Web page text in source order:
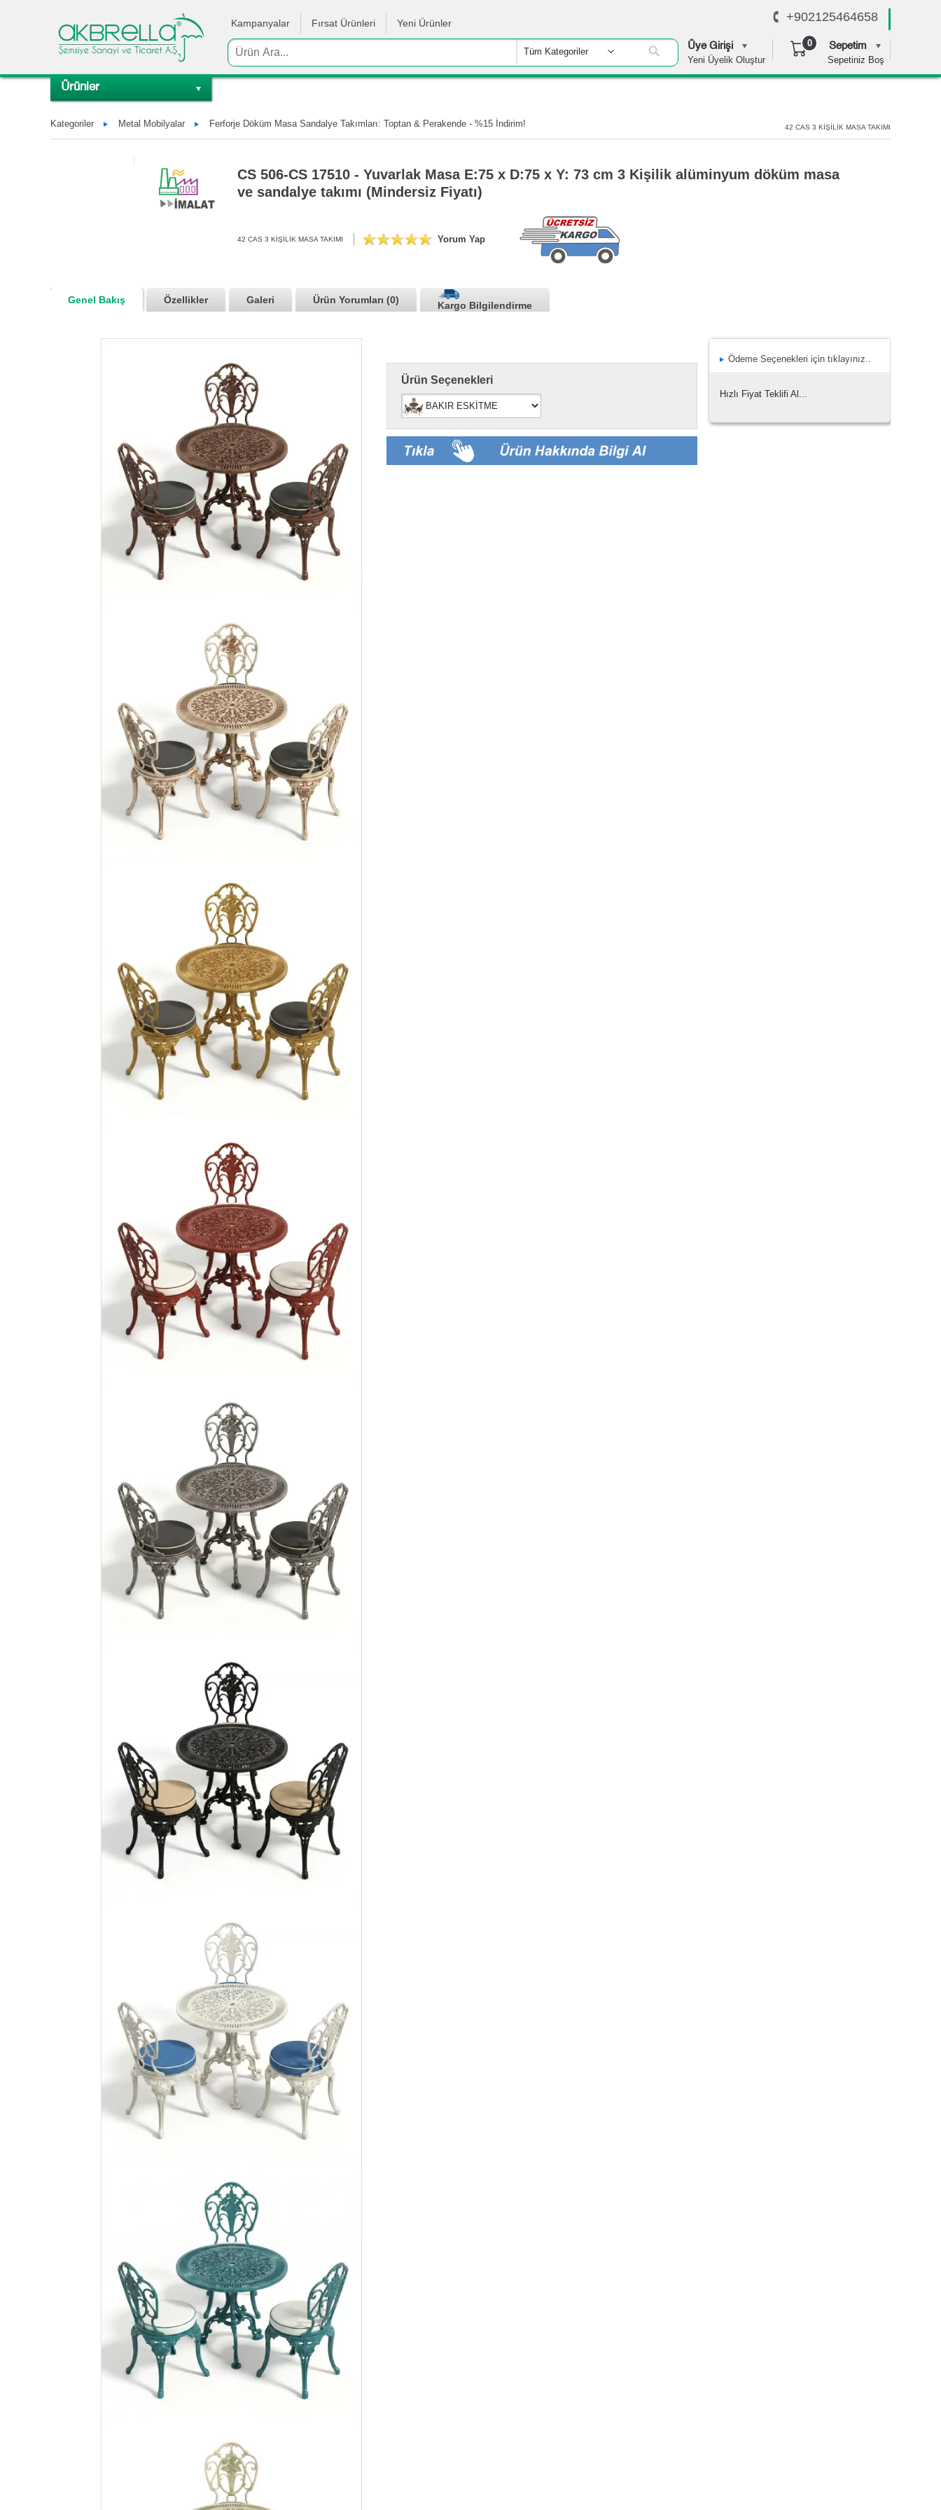
Kampanyalar Fırsat Ürünleri Yeni Ürünler +902125464658
Tüm Kategoriler
Üye Girişi
Yeni Üyelik Oluştur
Sepetim
0
Sepetiniz Boş
0,00 TL
Ürünler
Kategoriler Metal Mobilyalar Ferforje Döküm Masa Sandalye Takımları: Toptan & Perakende - %15 İndirim! 42 CAS 3 KİŞİLİK MASA TAKIMI
CS 506-CS 17510 - Yuvarlak Masa E:75 x D:75 x Y: 73 cm 3 Kişilik alüminyum döküm masa
ve sandalye takımı (Mindersiz Fiyatı)
42 CAS 3 KİŞİLİK MASA TAKIMI Yorum Yap
Genel Bakış Özellikler Galeri Ürün Yorumları (0)
Kargo Bilgilendirme
Ürün Seçenekleri
Ödeme Seçenekleri için tıklayınız..
Hızlı Fiyat Teklifi Al...